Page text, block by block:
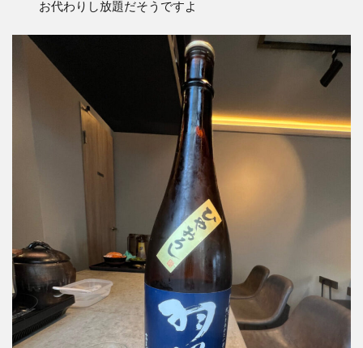
お代わりし放題だそうですよ